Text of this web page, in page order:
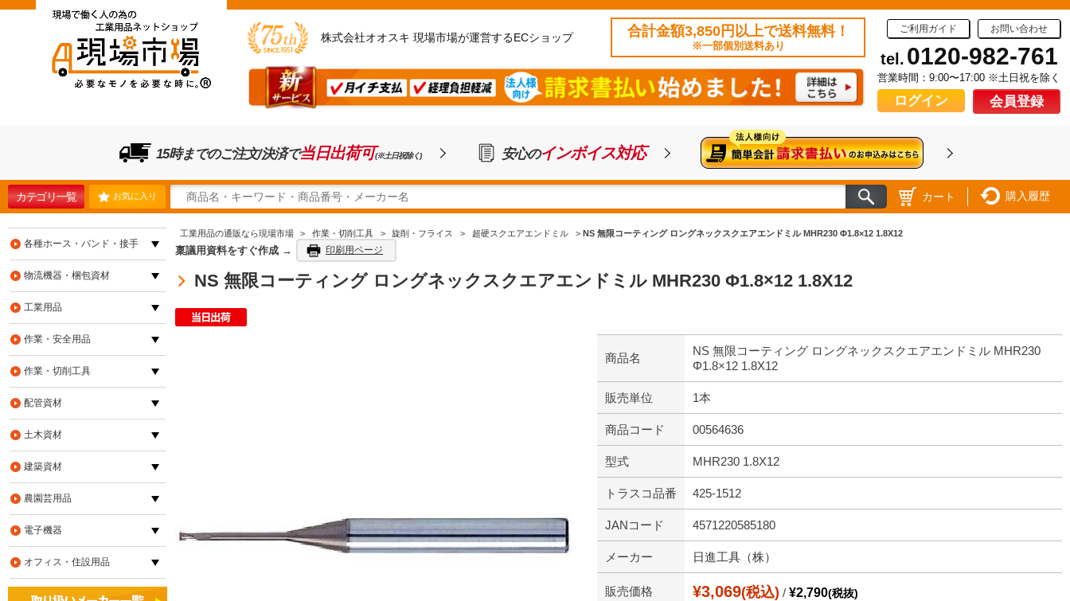
株式会社オオスキ 現場市場が運営するECショップ 合計金額3,850円以上で送料無料！
※一部個別送料あり
ご利用ガイド お問い合わせ
tel. 0120-982-761
営業時間：9:00〜17:00 ※土日祝を除く
ログイン 会員登録
15時までのご注文/決済で当日出荷可(※土日祝除く) 安心のインボイス対応
カテゴリ一覧 お気に入り カート 購入履歴
工業用品の通販なら現場市場 > 作業・切削工具 > 旋削・フライス > 超硬スクエアエンドミル > NS 無限コーティング ロングネックスクエアエンドミル MHR230 Φ1.8×12 1.8X12
稟議用資料をすぐ作成 → 印刷用ページ
NS 無限コーティング ロングネックスクエアエンドミル MHR230 Φ1.8×12 1.8X12
商品名
NS 無限コーティング ロングネックスクエアエンドミル MHR230
Φ1.8×12 1.8X12
販売単位 1本
商品コード 00564636
型式 MHR230 1.8X12
トラスコ品番 425-1512
JANコード 4571220585180
メーカー 日進工具（株）
販売価格 ¥3,069(税込) / ¥2,790(税抜)
各種ホース・バンド・接手
物流機器・梱包資材
工業用品
作業・安全用品
作業・切削工具
配管資材
土木資材
建築資材
農園芸用品
電子機器
オフィス・住設用品